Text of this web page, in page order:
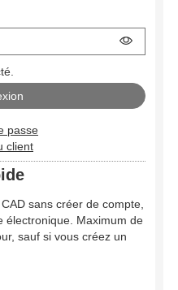
passe
client
sans créer de compte,
électronique. Maximum de
sauf si vous créez un